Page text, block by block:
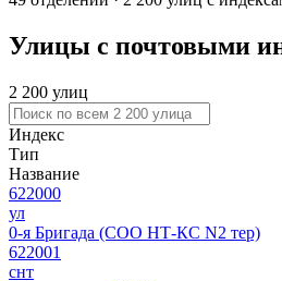
Улицы с почтовыми
2 200 улиц
Индекс
Тип
Название
622000
ул
0-я Бригада (СОО НТ-КС N2 тер)
622001
снт